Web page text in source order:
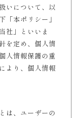
いについて、以
「本ポリシー」
社」といいま
を定め、個人情
人情報保護の重
より、個人情報
は、ユーザーの